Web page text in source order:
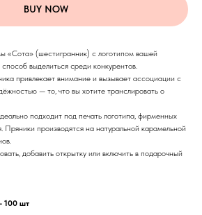
BUY NOW
«Сота» (шестигранник) с логотипом вашей
выделиться среди конкурентов.
привлекает внимание и вызывает ассоциации с
— то, что вы хотите транслировать о
подходит под печать логотипа, фирменных
Пряники производятся на натуральной карамельной
добавить открытку или включить в подарочный
100 шт